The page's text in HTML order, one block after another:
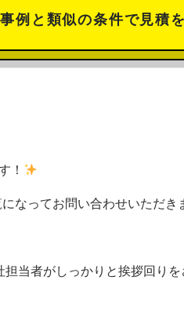
例と類似の条件で見積
！
なってお問い合わせいただき
当者がしっかりと挨拶回り